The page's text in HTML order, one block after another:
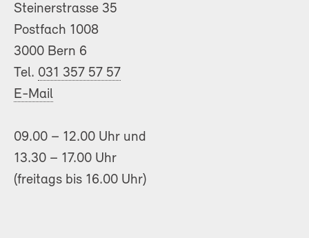
Steinerstrasse 35
Postfach 1008
3000 Bern 6
Tel. 031 357 57 57
E-Mail
09.00 – 12.00 Uhr und
13.30 – 17.00 Uhr
(freitags bis 16.00 Uhr)